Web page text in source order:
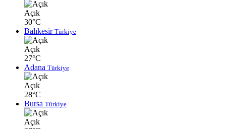
Açık
30°C
Balıkesir Türkiye
Açık
27°C
Adana Türkiye
Açık
28°C
Bursa Türkiye
Açık